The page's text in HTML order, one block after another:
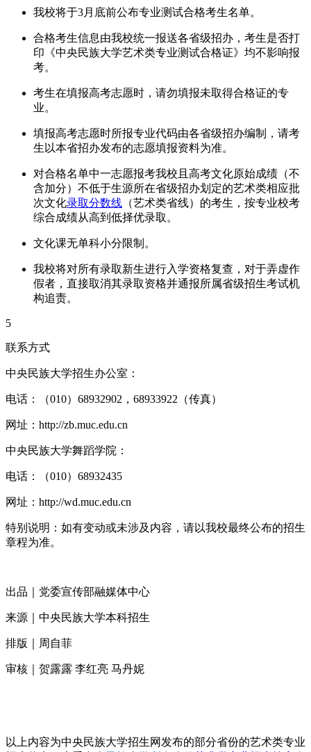
我校将于3月底前公布专业测试合格考生名单。
合格考生信息由我校统一报送各省级招办，考生是否打
印《中央民族大学艺术类专业测试合格证》均不影响报
考。
考生在填报高考志愿时，请勿填报未取得合格证的专
业。
填报高考志愿时所报专业代码由各省级招办编制，请考
生以本省招办发布的志愿填报资料为准。
对合格名单中一志愿报考我校且高考文化原始成绩（不
含加分）不低于生源所在省级招办划定的艺术类相应批
次文化录取分数线 （艺术类省线）的考生，按专业校考
综合成绩从高到低择优录取。
文化课无单科小分限制。
我校将对所有录取新生进行入学资格复查，对于弄虚作
假者，直接取消其录取资格并通报所属省级招生考试机
构追责。
5
联系方式
中央民族大学招生办公室：
电话：（010）68932902，68933922（传真）
网址：http://zb.muc.edu.cn
中央民族大学舞蹈学院：
电话：（010）68932435
网址：http://wd.muc.edu.cn
特别说明：如有变动或未涉及内容，请以我校最终公布的招生
章程为准。
出品｜党委宣传部融媒体中心
来源｜中央民族大学本科招生
排版｜周自菲
审核｜贺露露 李红亮 马丹妮
以上内容为中央民族大学招生网发布的部分省份的艺术类专业